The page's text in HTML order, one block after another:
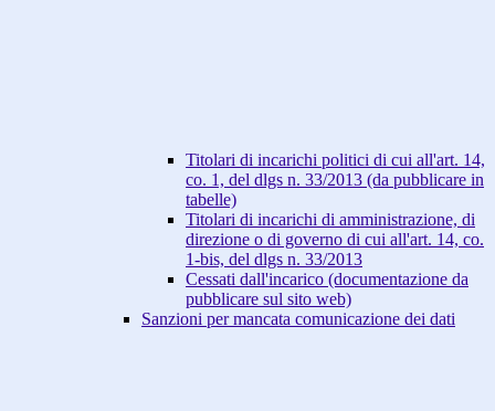
Titolari di incarichi politici di cui all'art. 14,
co. 1, del dlgs n. 33/2013 (da pubblicare in
tabelle)
Titolari di incarichi di amministrazione, di
direzione o di governo di cui all'art. 14, co.
1-bis, del dlgs n. 33/2013
Cessati dall'incarico (documentazione da
pubblicare sul sito web)
Sanzioni per mancata comunicazione dei dati